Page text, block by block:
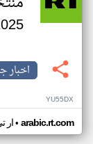
2025 من دور
اخبار
YU55DX
ار• arabic.rt.com